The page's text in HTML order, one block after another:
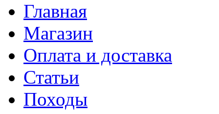
Главная
Магазин
Оплата и доставка
Статьи
Походы